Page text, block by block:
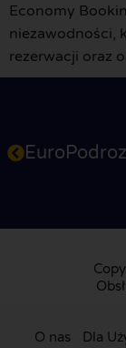
Economy
niezawodności,
rezerwacji oraz
O nas Dla